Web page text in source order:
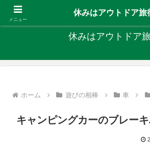
キャンプ、釣り、旅行など外遊びを
休みはアウトドア
ホーム 遊びの相棒 車
キャンピングカーのブレー
メニュー
休みはアウトドア旅